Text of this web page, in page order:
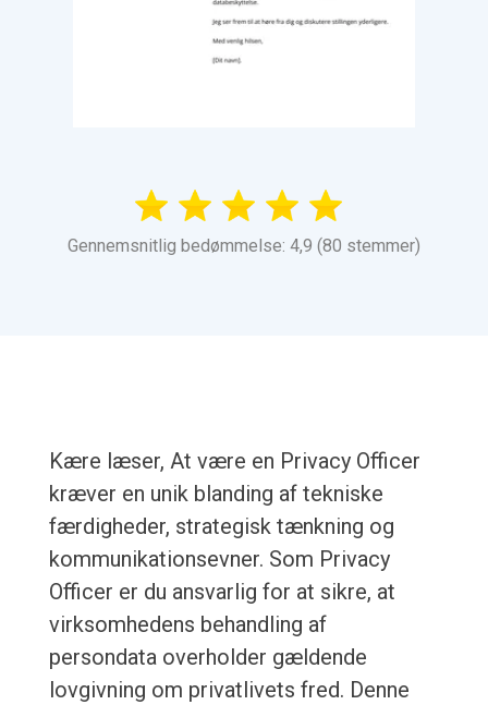
Gennemsnitlig bedømmelse: 4,9 (80 stemmer)
Kære læser, At være en Privacy Officer
kræver en unik blanding af tekniske
færdigheder, strategisk tænkning og
kommunikationsevner. Som Privacy
Officer er du ansvarlig for at sikre, at
virksomhedens behandling af
persondata overholder gældende
lovgivning om privatlivets fred. Denne